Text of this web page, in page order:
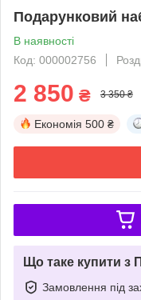
Подарунковий
В наявності
Код: 000002756
2 850 ₴ 3 350 ₴
Економія 500 ₴
Що таке купити з
Замовлення під